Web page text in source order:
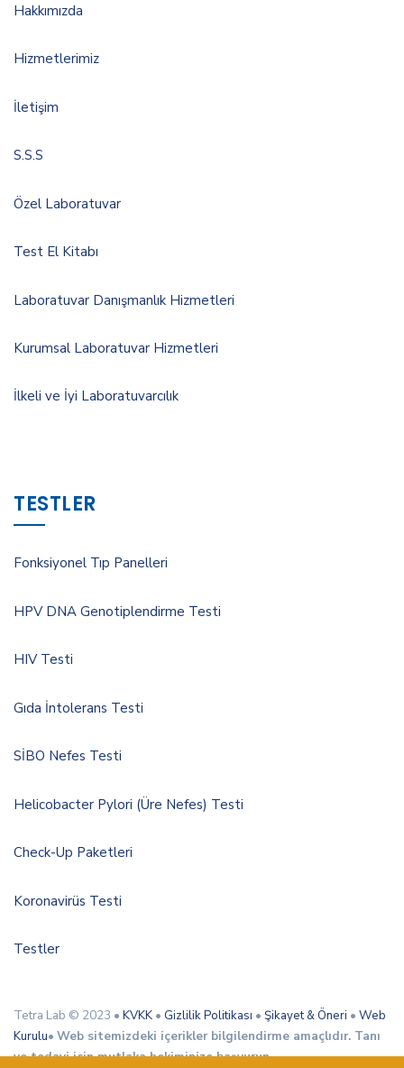
Hakkımızda
Hizmetlerimiz
İletişim
S.S.S
Özel Laboratuvar
Test El Kitabı
Laboratuvar Danışmanlık Hizmetleri
Kurumsal Laboratuvar Hizmetleri
İlkeli ve İyi Laboratuvarcılık
TESTLER
Fonksiyonel Tıp Panelleri
HPV DNA Genotiplendirme Testi
HIV Testi
Gıda İntolerans Testi
SİBO Nefes Testi
Helicobacter Pylori (Üre Nefes) Testi
Check-Up Paketleri
Koronavirüs Testi
Testler
Tetra Lab © 2023 • KVKK • Gizlilik Politikası • Şikayet & Öneri • Web
Kurulu• Web sitemizdeki içerikler bilgilendirme amaçlıdır. Tanı
ve tedavi için mutlaka hekiminize başvurun.